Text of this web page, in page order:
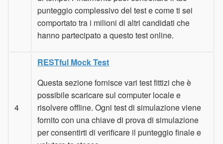
punteggio complessivo del test e come ti sei
comportato tra i milioni di altri candidati che
hanno partecipato a questo test online.
4
RESTful Mock Test
Questa sezione fornisce vari test fittizi che è
possibile scaricare sul computer locale e
risolvere offline. Ogni test di simulazione viene
fornito con una chiave di prova di simulazione
per consentirti di verificare il punteggio finale e